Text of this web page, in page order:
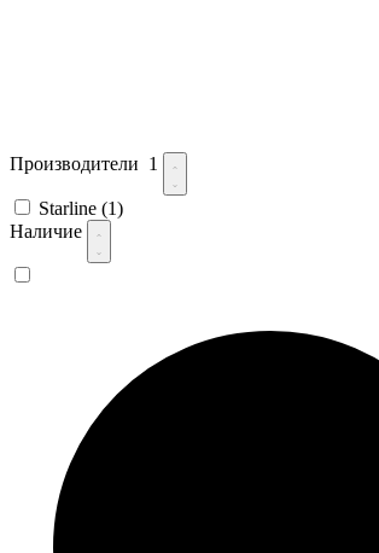
Производители 1
Starline (1)
Наличие